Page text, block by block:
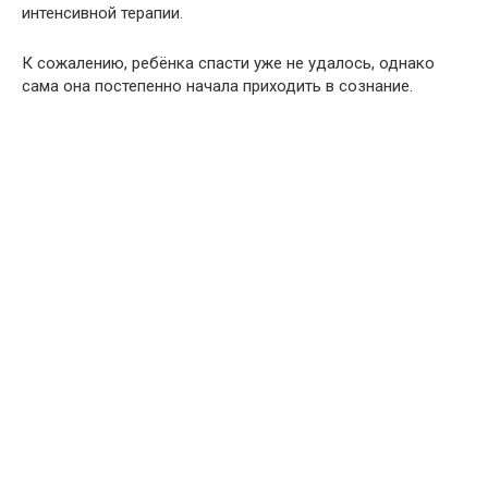
интенсивной терапии.
К сожалению, ребёнка спасти уже не удалось, однако
сама она постепенно начала приходить в сознание.